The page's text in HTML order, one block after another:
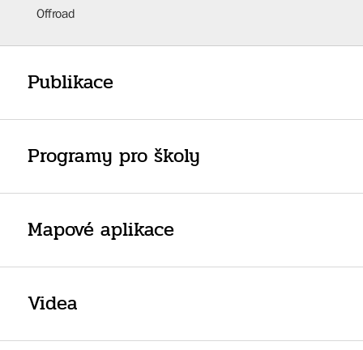
Offroad
Publikace
Programy pro školy
Mapové aplikace
Videa